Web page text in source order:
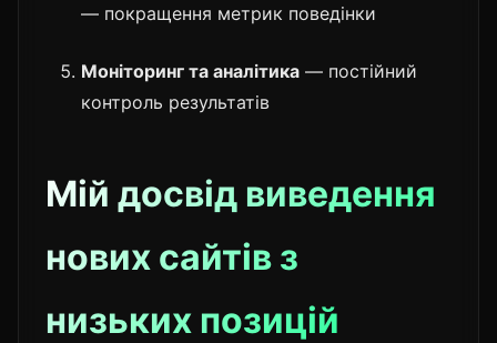
— покращення метрик поведінки
Моніторинг та аналітика — постійний
контроль результатів
Мій досвід виведення
нових сайтів з
низьких позицій